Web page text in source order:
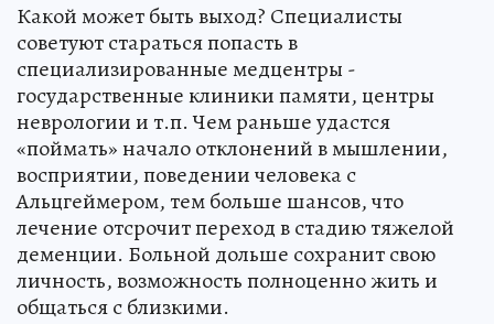
Какой может быть выход? Специалисты
советуют стараться попасть в
специализированные медцентры -
государственные клиники памяти, центры
неврологии и т.п. Чем раньше удастся
«поймать» начало отклонений в мышлении,
восприятии, поведении человека с
Альцгеймером, тем больше шансов, что
лечение отсрочит переход в стадию тяжелой
деменции. Больной дольше сохранит свою
личность, возможность полноценно жить и
общаться с близкими.